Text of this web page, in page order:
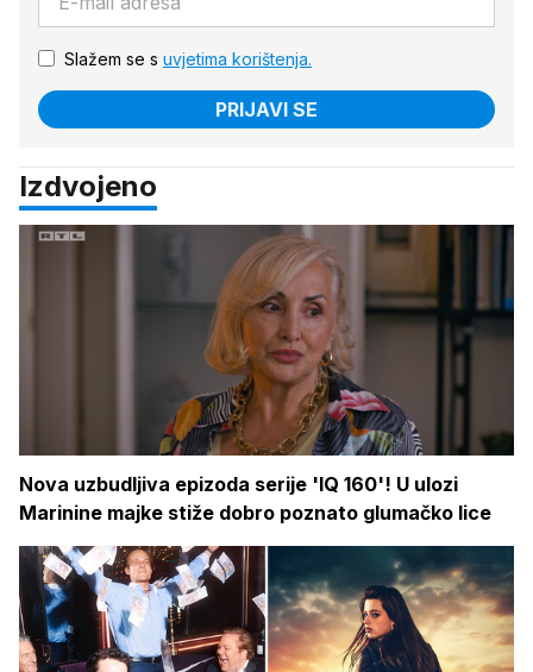
Slažem se s uvjetima korištenja.
PRIJAVI SE
Izdvojeno
Nova uzbudljiva epizoda serije 'IQ 160'! U ulozi
Marinine majke stiže dobro poznato glumačko lice